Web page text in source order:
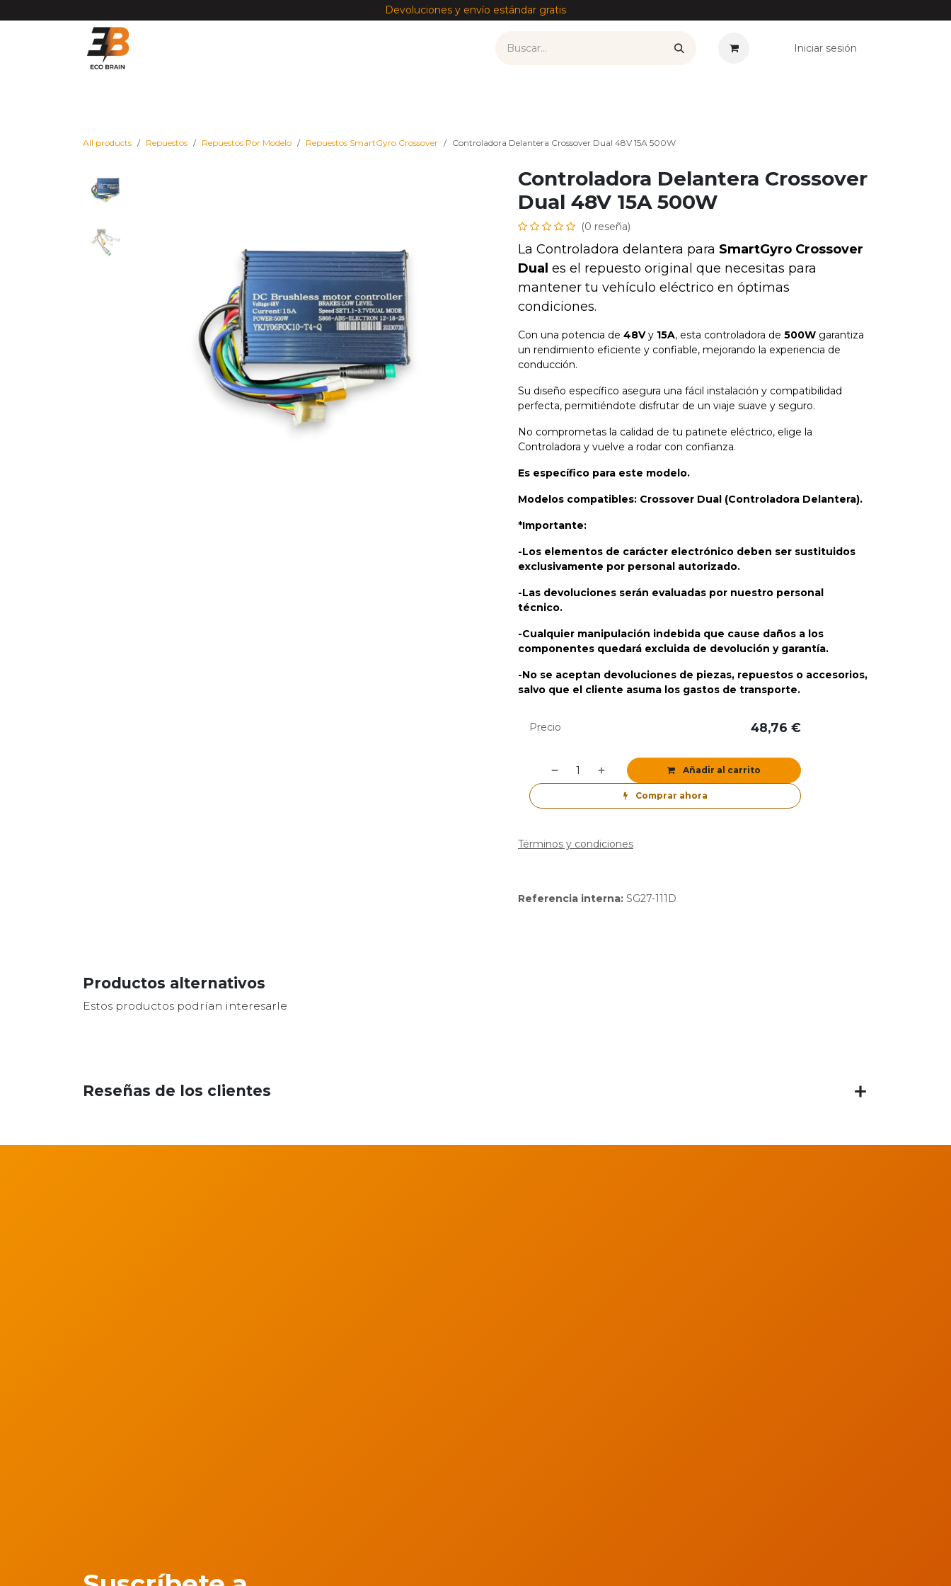
Devoluciones y envío estándar gratis
Iniciar sesión
All products Repuestos Repuestos Por Modelo Repuestos SmartGyro Crossover Controladora Delantera Crossover Dual 48V 15A 500W
Controladora Delantera Crossover
Dual 48V 15A 500W
(0 reseña)
La Controladora delantera para SmartGyro Crossover
Dual es el repuesto original que necesitas para
mantener tu vehículo eléctrico en óptimas
condiciones.
Con una potencia de 48Vy 15A, esta controladora de 500W garantiza
un rendimiento eficiente y confiable, mejorando la experiencia de
conducción.
Su diseño específico asegura una fácil instalación y compatibilidad
perfecta, permitiéndote disfrutar de un viaje suave y seguro.
No comprometas la calidad de tu patinete eléctrico, elige la
Controladora y vuelve a rodar con confianza.
Es específico para este modelo.
Modelos compatibles: Crossover Dual (Controladora Delantera).
*Importante:
-Los elementos de carácter electrónico deben ser sustituidos
exclusivamente por personal autorizado.
-Las devoluciones serán evaluadas por nuestro personal
técnico.
-Cualquier manipulación indebida que cause daños a los
componentes quedará excluida de devolución y garantía.
-No se aceptan devoluciones de piezas, repuestos o accesorios,
salvo que el cliente asuma los gastos de transporte.
Añadir al carrito
Comprar ahora
Precio 48,76 €
Términos y condiciones
Referencia interna: SG27-111D
Productos alternativos
Estos productos podrían interesarle
Reseñas de los clientes